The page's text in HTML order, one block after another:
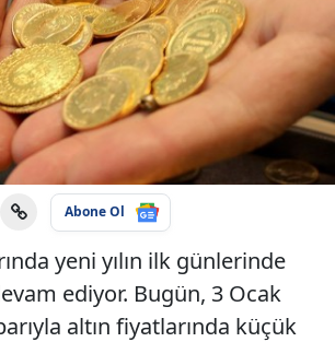
Abone Ol
yeni yılın ilk günlerinde
ediyor. Bugün, 3 Ocak
altın fiyatlarında küçük